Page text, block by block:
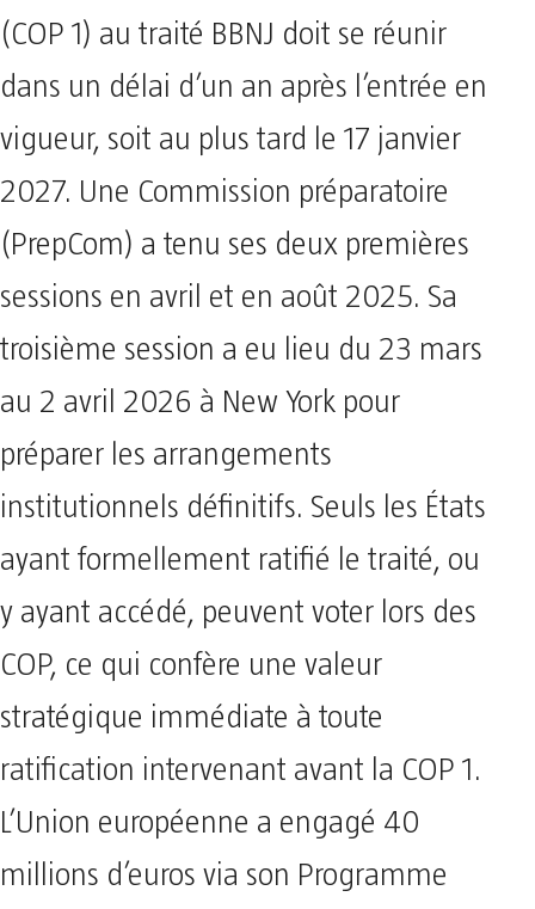
(COP 1) au traité BBNJ doit se réunir
dans un délai d’un an après l’entrée en
vigueur, soit au plus tard le 17 janvier
2027. Une Commission préparatoire
(PrepCom) a tenu ses deux premières
sessions en avril et en août 2025. Sa
troisième session a eu lieu du 23 mars
au 2 avril 2026 à New York pour
préparer les arrangements
institutionnels définitifs. Seuls les États
ayant formellement ratifié le traité, ou
y ayant accédé, peuvent voter lors des
COP, ce qui confère une valeur
stratégique immédiate à toute
ratification intervenant avant la COP 1.
L’Union européenne a engagé 40
millions d’euros via son Programme